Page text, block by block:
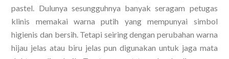
pastel. Dulunya sesungguhnya banyak seragam petugas
klinis memakai warna putih yang mempunyai simbol
higienis dan bersih. Tetapi seiring dengan perubahan warna
hijau jelas atau biru jelas pun digunakan untuk jaga mata